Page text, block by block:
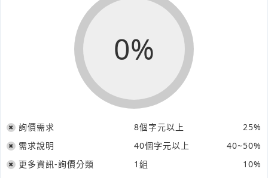
0%
詢價需求 8個字元以上
25%
需求說明
40個字元以上
40~50%
更多資訊-詢價分類
1組
10%